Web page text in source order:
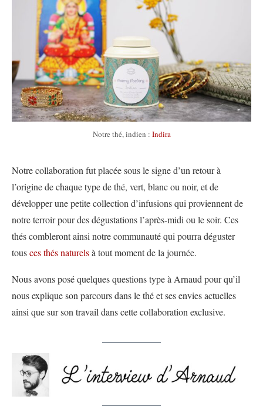
Notre thé, indien : Indira
Notre collaboration fut placée sous le signe d’un retour à
l’origine de chaque type de thé, vert, blanc ou noir, et de
développer une petite collection d’infusions qui proviennent de
notre terroir pour des dégustations l’après-midi ou le soir. Ces
thés combleront ainsi notre communauté qui pourra déguster
tousces thés naturelsà tout moment de la journée.
Nous avons posé quelques questions type à Arnaud pour qu’il
nous explique son parcours dans le thé et ses envies actuelles
ainsi que sur son travail dans cette collaboration exclusive.